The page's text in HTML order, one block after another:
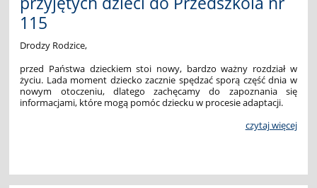
115
Drodzy Rodzice,
przed Państwa dzieckiem stoi nowy, bardzo ważny rozdział w
życiu. Lada moment dziecko zacznie spędzać sporą część dnia w
nowym
otoczeniu, dlatego zachęcamy do zapoznania
się
informacjami, które mogą pomócdzieckuw procesie adaptacji.
czytaj więcej